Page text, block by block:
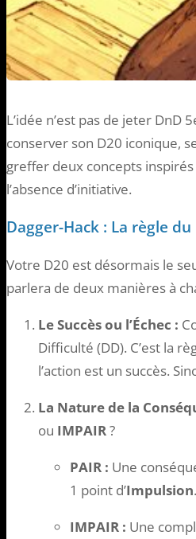
L’idée n’est pas de jeter DnD
conserver son D20 iconique,
greffer deux concepts
l’absence d’initiative.
Dagger-Hack : La règle
Votre D20 est désormais le
parlera de deux manières à
Le Succès ou l’Échec :
Difficulté (DD). C’est la
l’action est un succès.
La Nature de la
ou IMPAIR?
PAIR : Une
1 point d’Impulsion
IMPAIR : Une